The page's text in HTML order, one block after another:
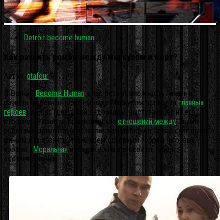
Detroit become human
Как развить роман между маркусом и норт?
Автор:gtafour ·
В Detroit:
Become Humanу вас есть возможность начать и
развить любовный роман между Маркусом (одним изглавных
героев) и Норт (девушкой-андроидом, выступающей на его
стороне). Развитие романтических отношений междудвумя
роботами-девиантами позволит вам добиться более счастливого
финала и сохранить жизнь всем основным героям (игровые
трофеи «
Моральнаяпобеда» и «На волосок от гибели»
соответственно).